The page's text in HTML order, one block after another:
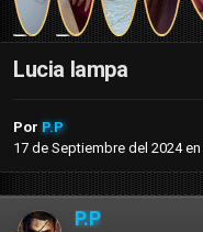
Lucia lampa
Por P.P
17 de Septiembre del 2024en
P.P